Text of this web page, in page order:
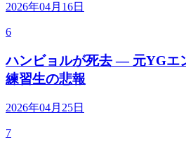
2026年04月16日
6
ハンビョルが死去 — 元YGエ
練習生の悲報
2026年04月25日
7